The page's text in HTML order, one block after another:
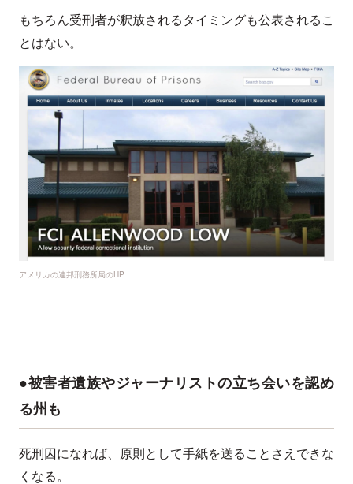
もちろん受刑者が釈放されるタイミングも公表されるこ
とはない。
アメリカの連邦刑務所局のHP
●被害者遺族やジャーナリストの立ち会いを認め
る州も
死刑囚になれば、原則として手紙を送ることさえできな
くなる。